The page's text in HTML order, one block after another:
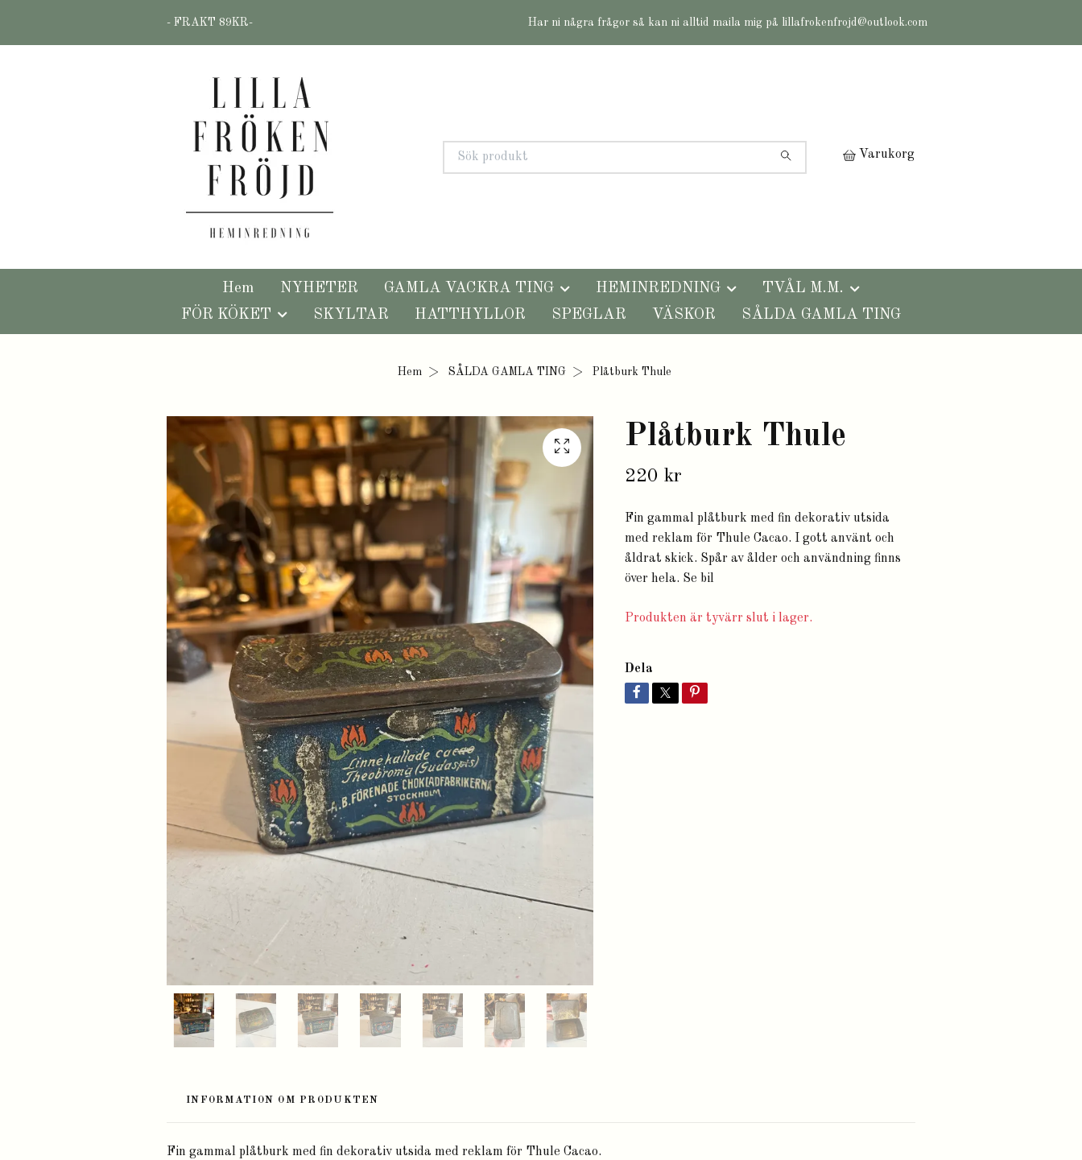
- FRAKT 89KR- Har ni några frågor så kan ni alltid maila mig på lillafrokenfrojd@outlook.com
Varukorg
Hem NYHETER GAMLA VACKRA TING HEMINREDNING
TVÅL M.M.
FÖR KÖKET
SKYLTAR HATTHYLLOR SPEGLAR VÄSKOR SÅLDA GAMLA TING
Hem SÅLDA GAMLA TING Plåtburk Thule
Plåtburk Thule
220 kr
Fin gammal plåtburk med fin dekorativ utsida
med reklam för Thule Cacao. I gott använt och
åldrat skick. Spår av ålder och användning finns
över hela. Se bil
Produkten är tyvärr slut i lager.
Dela
INFORMATION OM PRODUKTEN
Fin gammal plåtburk med fin dekorativ utsida med reklam för Thule Cacao.